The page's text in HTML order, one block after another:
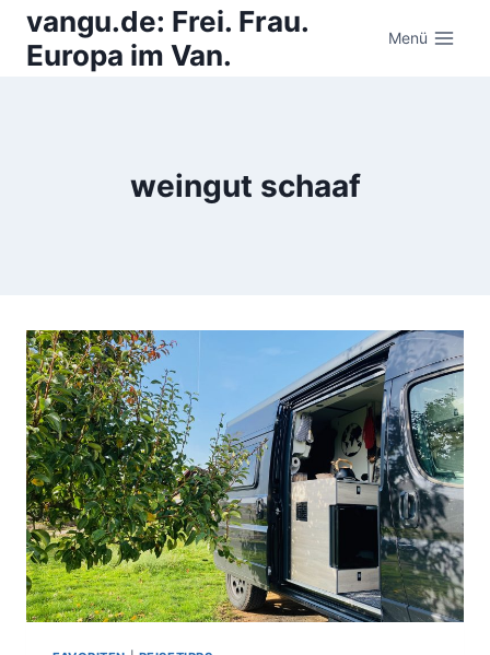
Zum
Inhalt
springen
vangu.de: Frei. Frau.
Europa im Van.
Menü
weingut schaaf